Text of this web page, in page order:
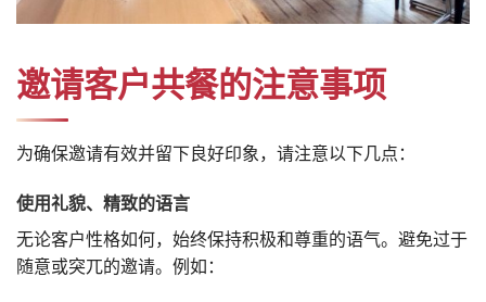
邀请客户共餐的注意事项
为确保邀请有效并留下良好印象，请注意以下几点：
使用礼貌、精致的语言
无论客户性格如何，始终保持积极和尊重的语气。避免过于
随意或突兀的邀请。例如：